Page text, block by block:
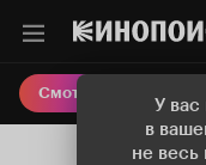
У вас
в
не весь
Смотреть кино